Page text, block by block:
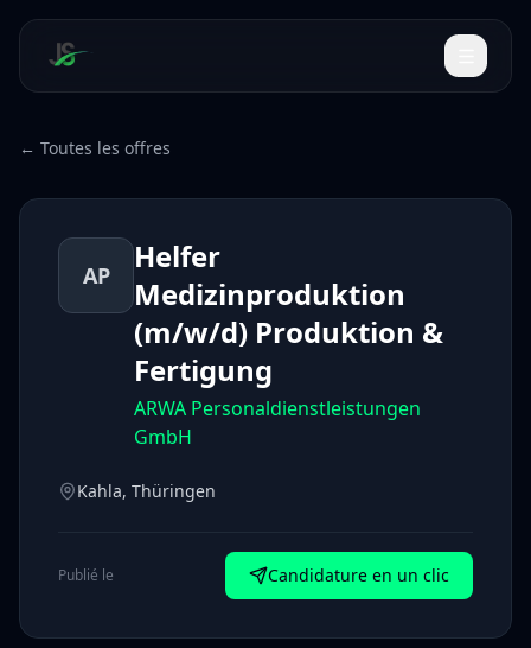
← Toutes les offres
AP
Helfer
Medizinproduktion
(m/w/d) Produktion &
Fertigung
ARWA Personaldienstleistungen
GmbH
Kahla, Thüringen
Publié le Candidature en un clic